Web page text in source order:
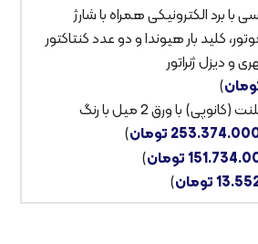
با برد الکترونیکی همراه با شارژ
کلید بار هیوندا و دو عدد کنتاکتور
دیزل ژنراتور
)
اتاقک سوپر سایلنت (کانوپی) با ورق 2 میل با رنگ
تومان)
تومان)
تومان)